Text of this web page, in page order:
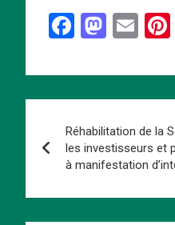
F
ce
b
o
o
k
M
st
o
d
o
n
E
ail
de
Réhabilitation de la
les investisseurs et
à manifestation